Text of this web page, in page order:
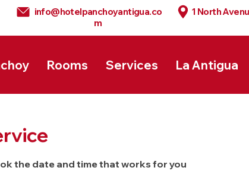
info@hotelpanchoyantigua.co
m
1 North
Rooms Services La Antigua
the date and time that works for you